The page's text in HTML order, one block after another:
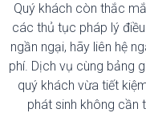
Quý khách còn thắc
các thủ tục pháp lý
ngần ngại, hãy liên hệ
phí. Dịch vụ cùng bảng
quý khách vừa tiết
phát sinh không cần